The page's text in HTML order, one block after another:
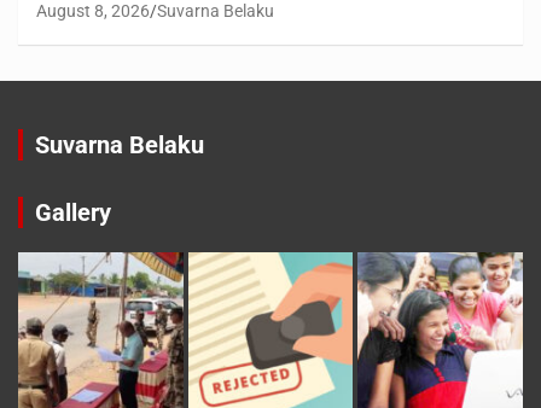
August 8, 2026 Suvarna Belaku
Suvarna Belaku
Gallery